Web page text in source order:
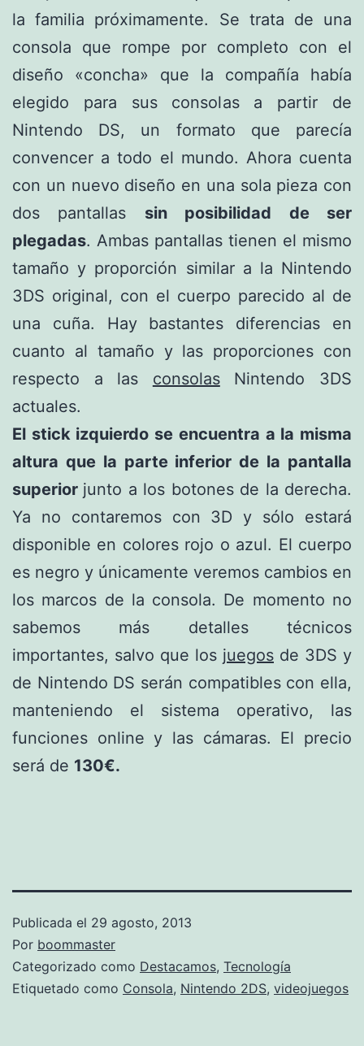
la familia próximamente. Se trata de una
consola que rompe por completo con el
diseño «concha» que la compañía había
elegido para sus consolas a partir de
Nintendo DS, un formato que parecía
convencer a todo el mundo. Ahora cuenta
con un nuevo diseño en una sola pieza con
dos pantallas sin posibilidad de ser
plegadas. Ambas pantallas tienen el mismo
tamaño y proporción similar a la Nintendo
3DS original, con el cuerpo parecido al de
una cuña. Hay bastantes diferencias en
cuanto al tamaño y las proporciones con
respecto a las consolasNintendo 3DS
actuales.
El stick izquierdo se encuentra a la misma
altura que la parte inferior de la pantalla
superior junto a los botones de la derecha.
Ya no contaremos con 3D y sólo estará
disponible en colores rojo o azul. El cuerpo
es negro y únicamente veremos cambios en
los marcos de la consola. De momento no
sabemos más detalles técnicos
importantes, salvo que los juegos de 3DS y
de Nintendo DS serán compatibles con ella,
manteniendo el sistema operativo, las
funciones online y las cámaras. El precio
será de 130€.
Publicada el 29 agosto, 2013
Por boommaster
Categorizado como Destacamos, Tecnología
Etiquetado como Consola, Nintendo 2DS, videojuegos